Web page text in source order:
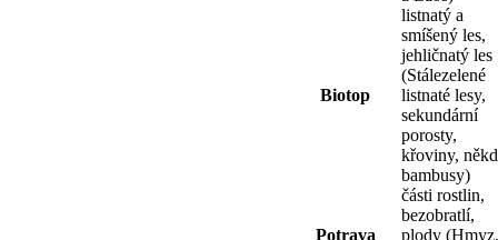
Biotop
listnatý a
smíšený les,
jehličnatý les
(Stálezelené
listnaté lesy,
sekundární
porosty,
křoviny,
bambusy)
Potrava
části rostlin,
bezobratlí,
plody (Hmyz,